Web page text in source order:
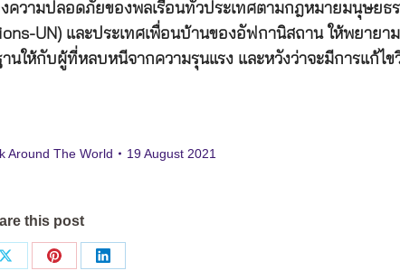
วามปลอดภัยของพลเรือนทั่วประเทศตามกฎหมายมนุษยธร
UN) และประเทศเพื่อนบ้านของอัฟกานิสถาน ให้พยายา
ให้กับผู้ที่หลบหนีจากความรุนแรง และหวังว่าจะมีการแก้ไ
Around The World 19 August 2021
this post
Share
Share
Share